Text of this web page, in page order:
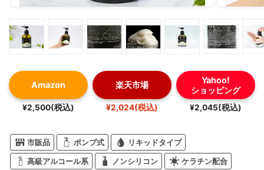
Amazon
¥2,500(税込)
楽天市場
¥2,024(税込)
Yahoo!
ショッピング
¥2,045(税込)
市販品 ポンプ式 リキッドタイプ
高級アルコール系 ノンシリコン ケラチン配合